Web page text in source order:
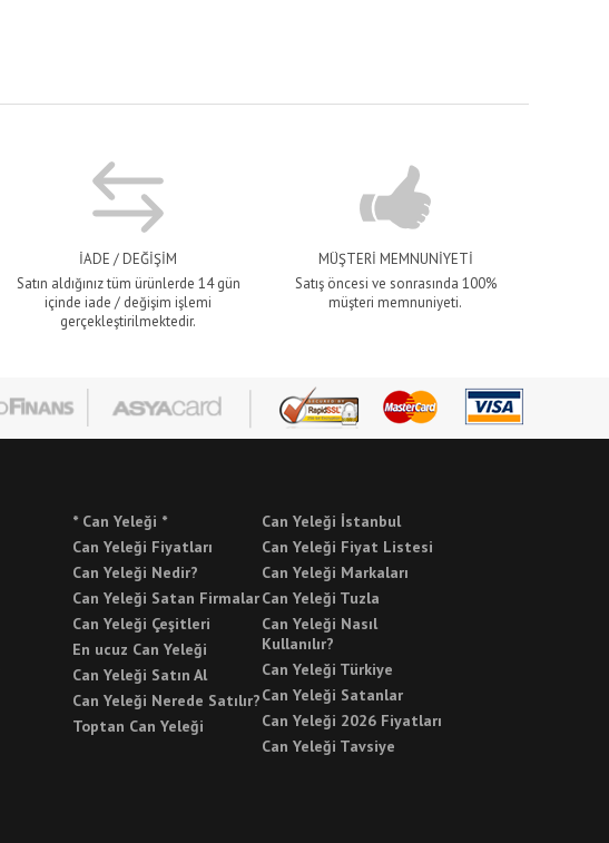
İADE / DEĞİŞİM
Satın aldığınız tüm ürünlerde 14 gün
içinde iade / değişim işlemi
gerçekleştirilmektedir.
MÜŞTERİ MEMNUNİYETİ
Satış öncesi ve sonrasında 100%
müşteri memnuniyeti.
* Can Yeleği *
Can Yeleği Fiyatları
Can Yeleği Nedir?
Can Yeleği Satan Firmalar
Can Yeleği Çeşitleri
En ucuz Can Yeleği
Can Yeleği Satın Al
Can Yeleği Nerede Satılır?
Toptan Can Yeleği
Can Yeleği İstanbul
Can Yeleği Fiyat Listesi
Can Yeleği Markaları
Can Yeleği Tuzla
Can Yeleği Nasıl
Kullanılır?
Can Yeleği Türkiye
Can Yeleği Satanlar
Can Yeleği 2026 Fiyatları
Can Yeleği Tavsiye